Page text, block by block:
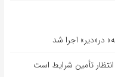
در«دیر» اجرا شد
تأمین شرایط است